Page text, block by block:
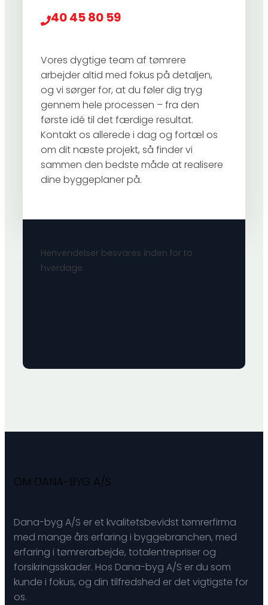
40 45 80 59
Vores dygtige team af tømrere
arbejder altid med fokus på detaljen,
og vi sørger for, at du føler dig tryg
gennem hele processen – fra den
første idé til det færdige resultat.
Kontakt os allerede i dag og fortæl os
om dit næste projekt, så finder vi
sammen den bedste måde at realisere
dine byggeplaner på.
Henvendelser besvares inden for to
hverdage.
OM DANA-BYG A/S
Dana-byg A/S er et kvalitetsbevidst tømrerfirma
med mange års erfaring i byggebranchen, med
erfaring i tømrerarbejde, totalentrepriser og
forsikringsskader. Hos Dana-byg A/S er du som
kunde i fokus, og din tilfredshed er det vigtigste for
os.